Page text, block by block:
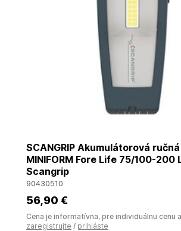
SCANGRIP Akumulátorová
MINIFORM Fore Life 75/100-200
Scangrip
90430510
56,90 €
Cena je informatívna, pre individuálnu cenu
zaregistrujte / prihláste